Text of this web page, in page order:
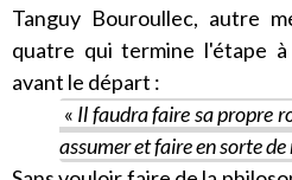
Tanguy Bouroullec, autre
quatre qui termine l'étape
avant le départ :
« Il faudra faire sa propre
assumer et faire en sorte